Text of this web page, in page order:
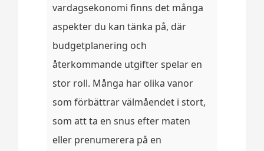
vardagsekonomi finns det många
aspekter du kan tänka på, där
budgetplanering och
återkommande utgifter spelar en
stor roll. Många har olika vanor
som förbättrar välmåendet i stort,
som att ta en snus efter maten
eller prenumerera på en